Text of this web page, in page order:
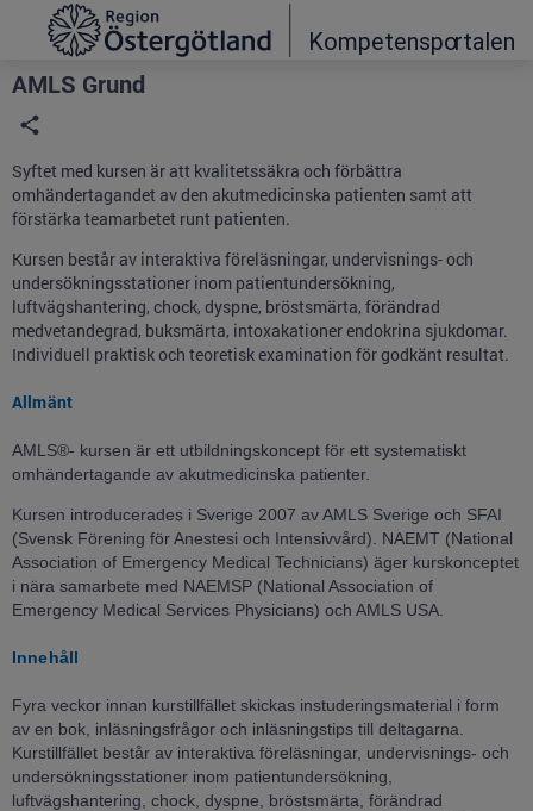
Grade
Portal
AMLS Grund
Syftet med kursen är att kvalitetssäkra och förbättra
omhändertagandet av den akutmedicinska patienten samt att
förstärka teamarbetet runt patienten.
Kursen består av interaktiva föreläsningar, undervisnings- och
undersökningsstationer inom patientundersökning,
luftvägshantering, chock, dyspne, bröstsmärta, förändrad
medvetandegrad, buksmärta, intoxakationer endokrina sjukdomar.
Individuell praktisk och teoretisk examination för godkänt resultat.
Allmänt
AMLS®- kursen är ett utbildningskoncept för ett systematiskt
omhändertagande av akutmedicinska patienter.
Kursen introducerades i Sverige 2007 av AMLS Sverige och SFAI
(Svensk Förening för Anestesi och Intensivvård). NAEMT (National
Association of Emergency Medical Technicians) äger kurskonceptet
i nära samarbete med NAEMSP (National Association of
Emergency Medical Services Physicians) och AMLS USA.
Innehåll
Fyra veckor innan kurstillfället skickas instuderingsmaterial i form
av en bok, inläsningsfrågor och inläsningstips till deltagarna.
Kurstillfället består av interaktiva föreläsningar, undervisnings- och
undersökningsstationer inom patientundersökning,
luftvägshantering, chock, dyspne, bröstsmärta, förändrad